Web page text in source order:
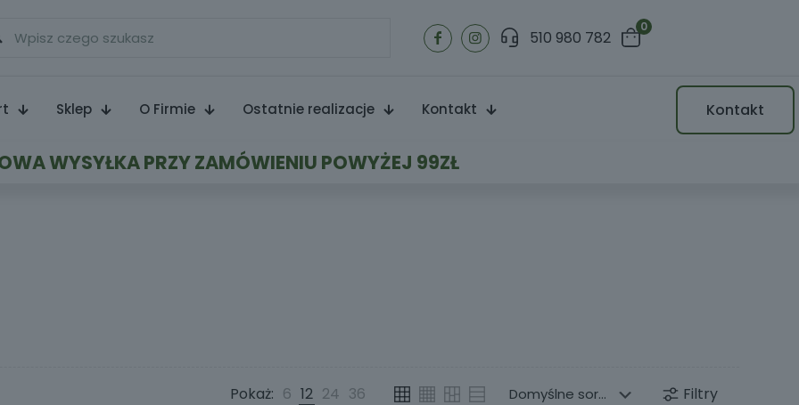
510 980 782
0
Sklep O Firmie Ostatnie realizacje Kontakt Kontakt
WYSYŁKA PRZY ZAMÓWIENIU POWYŻEJ 99ZŁ
Pokaż: 6 12 24 36 Filtry